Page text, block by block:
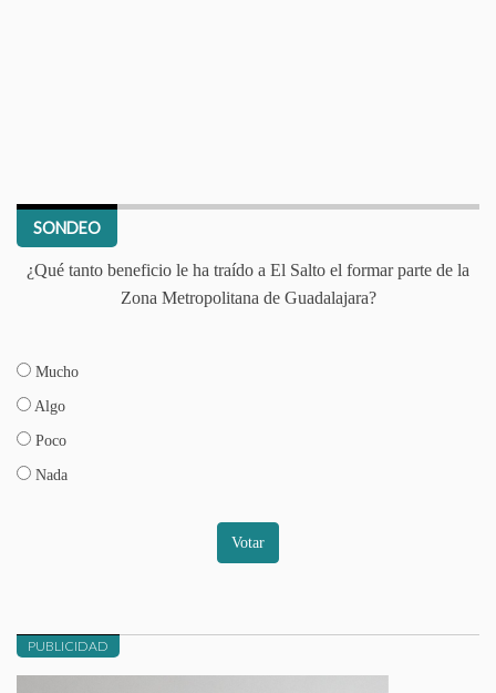
SONDEO
¿Qué tanto beneficio le ha traído a El Salto el formar parte de la
Zona Metropolitana de Guadalajara?
Mucho
Algo
Poco
Nada
Votar
PUBLICIDAD